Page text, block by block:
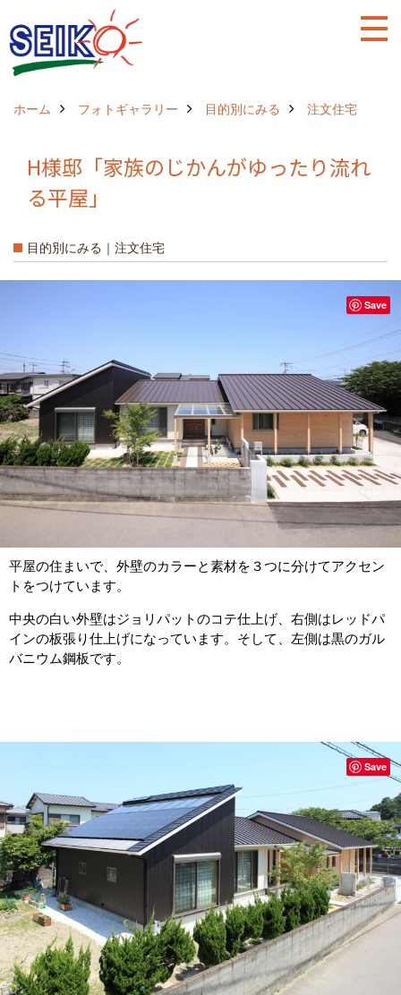
ホーム フォトギャラリー 目的別にみる 注文住宅
H様邸「家族のじかんがゆったり流れ
る平屋」
目的別にみる｜注文住宅
平屋の住まいで、外壁のカラーと素材を３つに分けてアクセン
トをつけています。
中央の白い外壁はジョリパットのコテ仕上げ、右側はレッドパ
インの板張り仕上げになっています。そして、左側は黒のガル
バニウム鋼板です。
Save
Save